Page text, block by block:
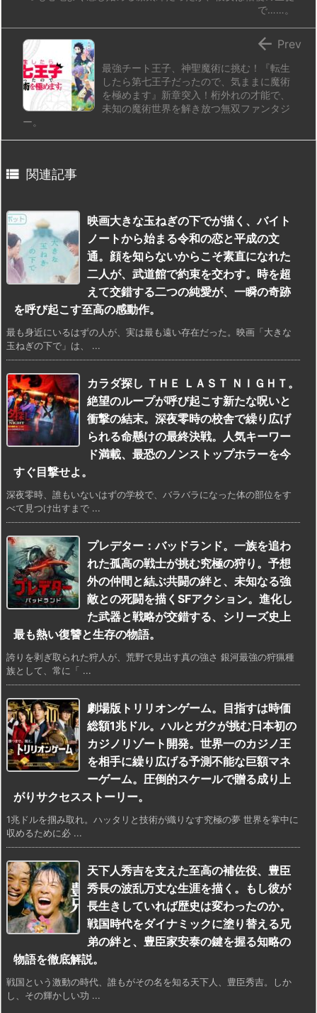
で……。
最強チート王子、神聖魔術に挑む！『転生
したら第七王子だったので、気ままに魔術
を極めます』新章突入！桁外れの才能で、
未知の魔術世界を解き放つ無双ファンタジ
ー。
 Prev
 関連記事
映画大きな玉ねぎの下でが描く、バイト
ノートから始まる令和の恋と平成の文
通。顔を知らないからこそ素直になれた
二人が、武道館で約束を交わす。時を超
えて交錯する二つの純愛が、一瞬の奇跡
を呼び起こす至高の感動作。
最も身近にいるはずの人が、実は最も遠い存在だった。映画「大きな
玉ねぎの下で」は、 ...
カラダ探し ＴＨＥ ＬＡＳＴ ＮＩＧＨＴ。
絶望のループが呼び起こす新たな呪いと
衝撃の結末。深夜零時の校舎で繰り広げ
られる命懸けの最終決戦。人気キーワー
ド満載、最恐のノンストップホラーを今
すぐ目撃せよ。
深夜零時、誰もいないはずの学校で、バラバラになった体の部位をす
べて見つけ出すまで ...
プレデター：バッドランド。一族を追わ
れた孤高の戦士が挑む究極の狩り。予想
外の仲間と結ぶ共闘の絆と、未知なる強
敵との死闘を描くSFアクション。進化し
た武器と戦略が交錯する、シリーズ史上
最も熱い復讐と生存の物語。
誇りを剥ぎ取られた狩人が、荒野で見出す真の強さ 銀河最強の狩猟種
族として、常に「 ...
劇場版トリリオンゲーム。目指すは時価
総額1兆ドル。ハルとガクが挑む日本初の
カジノリゾート開発。世界一のカジノ王
を相手に繰り広げる予測不能な巨額マネ
ーゲーム。圧倒的スケールで贈る成り上
がりサクセスストーリー。
1兆ドルを掴み取れ。ハッタリと技術が織りなす究極の夢 世界を掌中に
収めるために必 ...
天下人秀吉を支えた至高の補佐役、豊臣
秀長の波乱万丈な生涯を描く。もし彼が
長生きしていれば歴史は変わったのか。
戦国時代をダイナミックに塗り替える兄
弟の絆と、豊臣家安泰の鍵を握る知略の
物語を徹底解説。
戦国という激動の時代、誰もがその名を知る天下人、豊臣秀吉。しか
し、その輝かしい功 ...